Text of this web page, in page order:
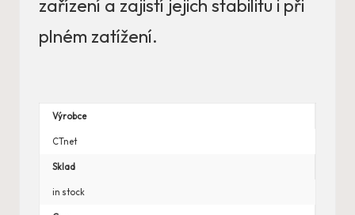
zařízení a zajistí jejich stabilitu i při
plném zatížení.
Výrobce
CTnet
Sklad
in stock